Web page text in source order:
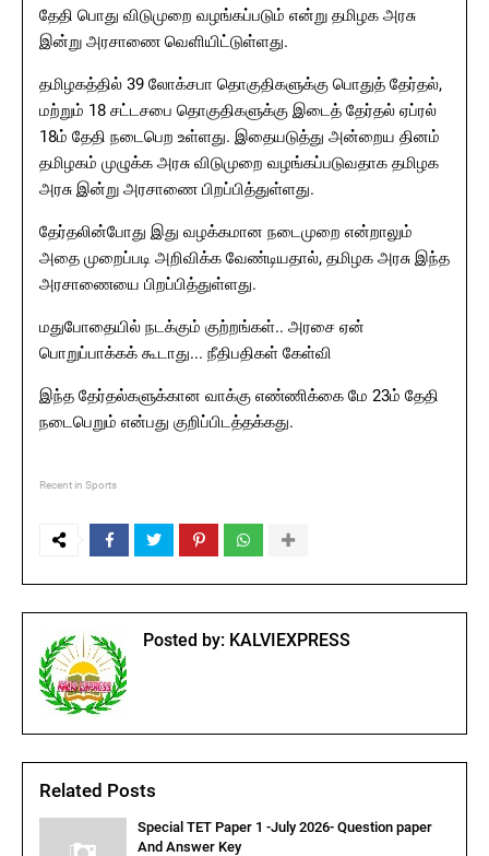
தேதி பொது விடுமுறை வழங்கப்படும் என்று தமிழக அரசு
இன்று அரசாணை வெளியிட்டுள்ளது.
தமிழகத்தில் 39 லோக்சபா தொகுதிகளுக்கு பொதுத் தேர்தல்,
மற்றும் 18 சட்டசபை தொகுதிகளுக்கு இடைத் தேர்தல் ஏப்ரல்
18ம் தேதி நடைபெற உள்ளது. இதையடுத்து அன்றைய தினம்
தமிழகம் முழுக்க அரசு விடுமுறை வழங்கப்படுவதாக தமிழக
அரசு இன்று அரசாணை பிறப்பித்துள்ளது.
தேர்தலின்போது இது வழக்கமான நடைமுறை என்றாலும்
அதை முறைப்படி அறிவிக்க வேண்டியதால், தமிழக அரசு இந்த
அரசாணையை பிறப்பித்துள்ளது.
மதுபோதையில் நடக்கும் குற்றங்கள்.. அரசை ஏன்
பொறுப்பாக்கக் கூடாது... நீதிபதிகள் கேள்வி
இந்த தேர்தல்களுக்கான வாக்கு எண்ணிக்கை மே 23ம் தேதி
நடைபெறும் என்பது குறிப்பிடத்தக்கது.
Recent in Sports
Posted by: KALVIEXPRESS
Related Posts
Special TET Paper 1 -July 2026- Question paper
And Answer Key